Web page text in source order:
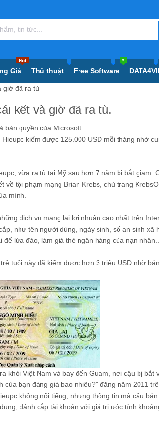
Giá
Hot
Thủ thuật Free Software
*
giờ đã ra tù.
kết và giờ đã ra tù.
bản quyền của Microsoft.
kiếm được 125.000 USD mỗi tháng nhờ
vừa ra tù tại Mỹ sau hơn 7 năm bị bắt giam.
tội phạm mạng Brian Krebs, chủ trang
mình.
dịch vụ mang lại lợi nhuận cao nhất trên
như tên người dùng, ngày sinh, số an sinh xã
lừa đảo, làm giả thẻ ngân hàng của nạn nhân...
tuổi này đã kiếm được hơn 3 triệu USD nhờ
khỏi Việt Nam và bay đến Guam, nơi cậu bị bắt
bạn đáng giá bao nhiêu?" đăng năm 2011
không nổi tiếng, nhưng thông tin mà cậu
đánh cắp tài khoản với giá trị ước tính